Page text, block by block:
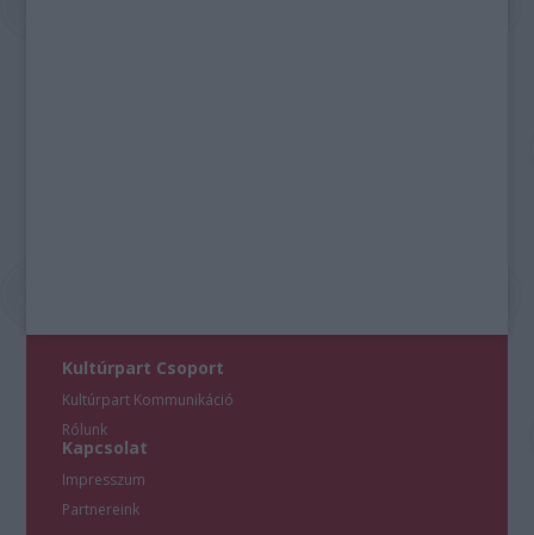
Kultúrpart Csoport
Kultúrpart Kommunikáció
Rólunk
Kapcsolat
Impresszum
Partnereink